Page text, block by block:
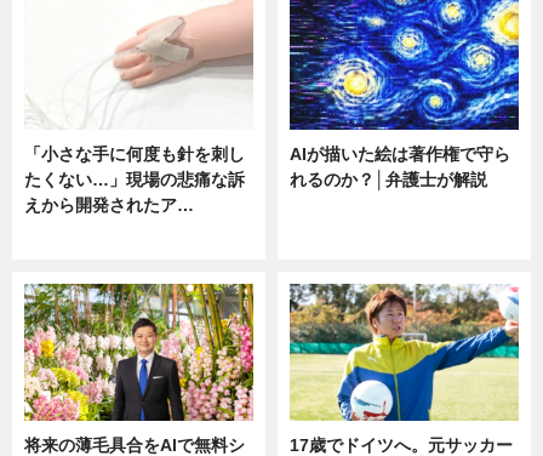
「小さな手に何度も針を刺し
たくない…」現場の悲痛な訴
えから開発されたア…
AIが描いた絵は著作権で守ら
れるのか？│弁護士が解説
将来の薄毛具合をAIで無料シ
17歳でドイツへ。元サッカー